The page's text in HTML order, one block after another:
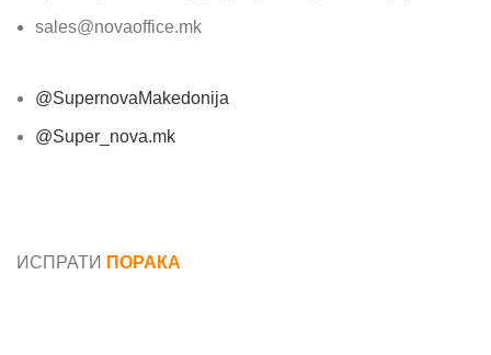
sales@novaoffice.mk
@SupernovaMakedonija
@Super_nova.mk
ИСПРАТИ ПОРАКА